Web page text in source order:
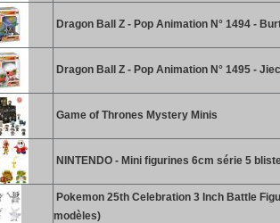
Dragon Ball Z - Pop Animation N° 1494 -
Dragon Ball Z - Pop Animation N° 1495 -
Game of Thrones Mystery Minis
NINTENDO - Mini figurines 6cm série 5
Pokemon 25th Celebration 3 Inch Battle
modèles)